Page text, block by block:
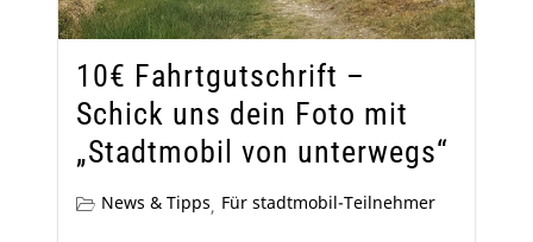
10€ Fahrtgutschrift –
Schick uns dein Foto mit
„Stadtmobil von unterwegs“
News & Tipps, Für stadtmobil-Teilnehmer